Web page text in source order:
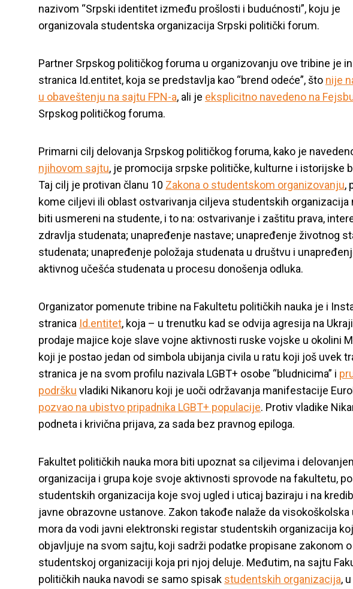
nazivom “Srpski identitet između prošlosti i budućnosti”, koju je
organizovala studentska organizacija Srpski politički forum.
Partner Srpskog političkog foruma u organizovanju ove tribine je
stranica Id.entitet, koja se predstavlja kao “brend odeće”, što nije
u obaveštenju na sajtu FPN-a, ali je eksplicitno navedeno na
Srpskog političkog foruma.
Primarni cilj delovanja Srpskog političkog foruma, kako je
njihovom sajtu, je promocija srpske političke, kulturne i istorijske
Taj cilj je protivan članu 10 Zakona o studentskom organizovanju,
kome ciljevi ili oblast ostvarivanja ciljeva studentskih organizacija
biti usmereni na studente, i to na: ostvarivanje i zaštitu prava,
zdravlja studenata; unapređenje nastave; unapređenje životnog
studenata; unapređenje položaja studenata u društvu i
aktivnog učešća studenata u procesu donošenja odluka.
Organizator pomenute tribine na Fakultetu političkih nauka je i
stranica Id.entitet, koja – u trenutku kad se odvija agresija na
prodaje majice koje slave vojne aktivnosti ruske vojske u okolini
koji je postao jedan od simbola ubijanja civila u ratu koji još uvek
stranica je na svom profilu nazivala LGBT+ osobe “bludnicima” i
podršku vladiki Nikanoru koji je uoči održavanja manifestacije
pozvao na ubistvo pripadnika LGBT+ populacije. Protiv vladike
podneta i krivična prijava, za sada bez pravnog epiloga.
Fakultet političkih nauka mora biti upoznat sa ciljevima i
organizacija i grupa koje svoje aktivnosti sprovode na fakultetu,
studentskih organizacija koje svoj ugled i uticaj baziraju i na
javne obrazovne ustanove. Zakon takođe nalaže da visokoškolska
mora da vodi javni elektronski registar studentskih organizacija
objavljuje na svom sajtu, koji sadrži podatke propisane zakonom
studentskoj organizaciji koja pri njoj deluje. Međutim, na sajtu
političkih nauka navodi se samo spisak studentskih organizacija,